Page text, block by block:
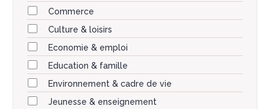
Commerce
Culture & loisirs
Economie & emploi
Education & famille
Environnement & cadre de vie
Jeunesse & enseignement